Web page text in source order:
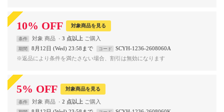
10% OFF 対象商品を見る
条件 対象 商品 3 点以上
期間 8月12日 (Wed) 23:58まで コード
SCYH-1236-2608060A
※返品により条件を満たさない場合、割引は無効になります
5% OFF 対象商品を見る
条件 対象 商品 2 点以上